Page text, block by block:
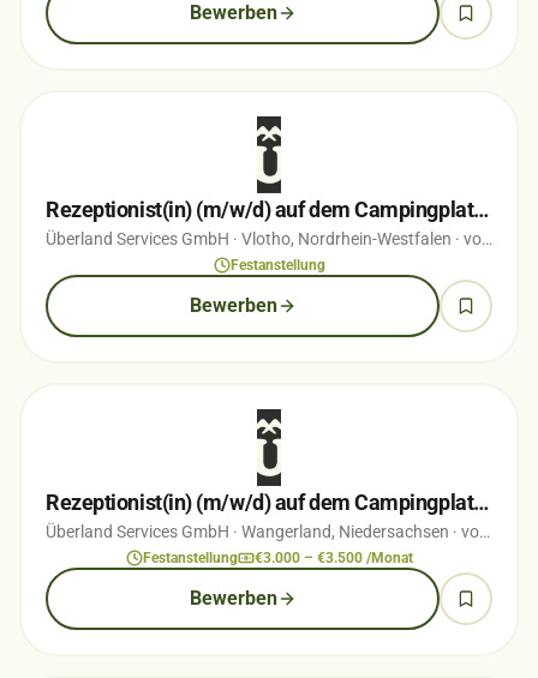
Bewerben
Rezeptionist(in) (m/w/d) auf dem Campingplatz Vlotho
Überland Services GmbH · Vlotho, Nordrhein-Westfalen · vor 3 Wochen
Festanstellung
Bewerben
Rezeptionist(in) (m/w/d) auf dem Campingplatz Hooksiel
Überland Services GmbH · Wangerland, Niedersachsen · vor 3 Monaten
Festanstellung €3.000 – €3.500 /Monat
Bewerben